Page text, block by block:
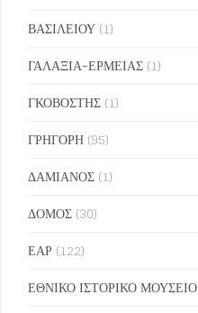
ΒΑΣΙΛΕΙΟΥ (1)
ΓΑΛΑΞΙΑ-ΕΡΜΕΙΑΣ (1)
ΓΚΟΒΟΣΤΗΣ (1)
ΓΡΗΓΟΡΗ (95)
ΔΑΜΙΑΝΟΣ (1)
ΔΟΜΟΣ (30)
ΕΑΡ (122)
ΕΘΝΙΚΟ ΙΣΤΟΡΙΚΟ ΜΟΥΣΕΙΟ